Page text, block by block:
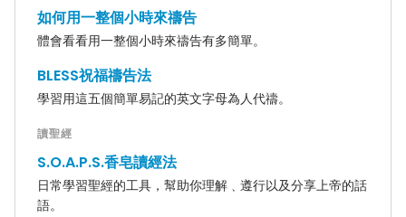
如何用一整個小時來禱告
體會看看用一整個小時來禱告有多簡單。
BLESS祝福禱告法
學習用這五個簡單易記的英文字母為人代禱。
讀聖經
S.O.A.P.S.香皂讀經法
日常學習聖經的工具，幫助你理解﹑遵行以及分享上帝的話
語。